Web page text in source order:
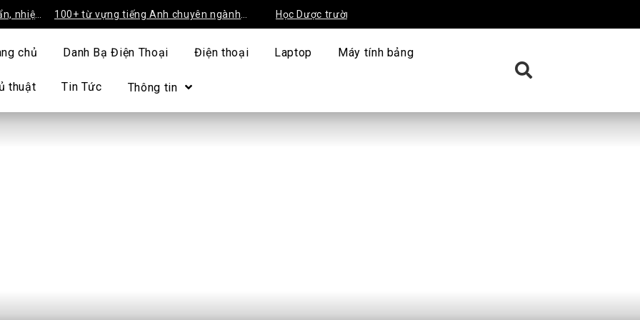
100+ từ vựng tiếng Anh chuyên ngành
Học Dược trường tư nào tốt? Top trường uy
chủ Danh Bạ Điện Thoại Điện thoại Laptop Máy tính bảng
thuật Tin Tức Thông tin